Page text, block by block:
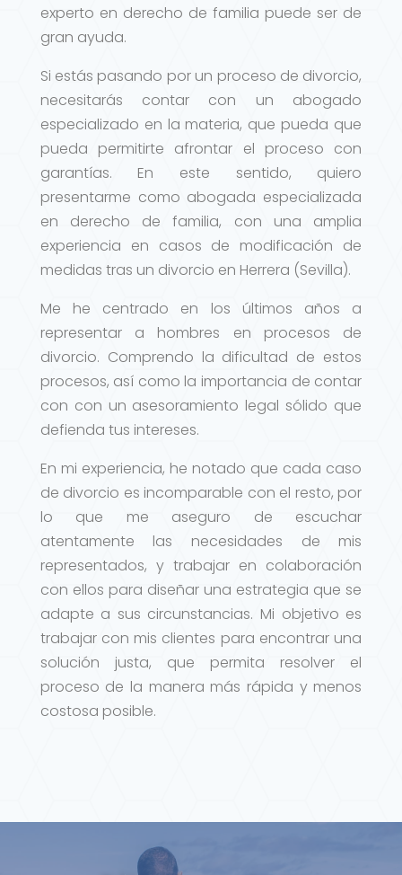
experto en derecho de familia puede ser de
gran ayuda.
Si estás pasando por un proceso de divorcio,
necesitarás contar con un abogado
especializado en la materia, que pueda que
pueda permitirte afrontar el proceso con
garantías. En este sentido, quiero
presentarme como abogada especializada
en derecho de familia, con una amplia
experiencia en casos de modificación de
medidas tras un divorcio en Herrera (Sevilla).
Me he centrado en los últimos años a
representar a hombres en procesos de
divorcio. Comprendo la dificultad de estos
procesos, así como la importancia de contar
con con un asesoramiento legal sólido que
defienda tus intereses.
En mi experiencia, he notado que cada caso
de divorcio es incomparable con el resto, por
lo que me aseguro de escuchar
atentamente las necesidades de mis
representados, y trabajar en colaboración
con ellos para diseñar una estrategia que se
adapte a sus circunstancias. Mi objetivo es
trabajar con mis clientes para encontrar una
solución justa, que permita resolver el
proceso de la manera más rápida y menos
costosa posible.